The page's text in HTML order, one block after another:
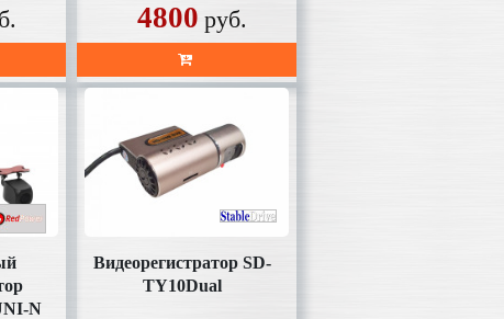
4800 руб.
N
Видеорегистратор SD-
TY10Dual